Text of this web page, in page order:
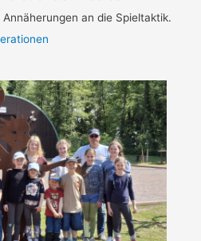
an die Spieltaktik.